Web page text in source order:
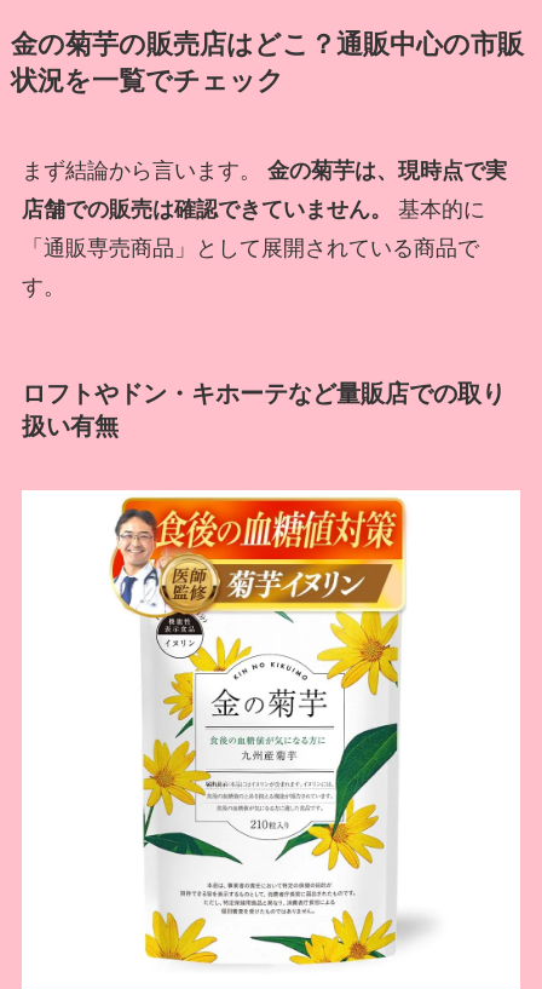
金の菊芋の販売店はどこ？通販中心の市販
状況を一覧でチェック
まず結論から言います。 金の菊芋は、現時点で実
店舗での販売は確認できていません。
基本的に
「通販専売商品」として展開されている商品で
す。
ロフトやドン・キホーテなど量販店での取り
扱い有無